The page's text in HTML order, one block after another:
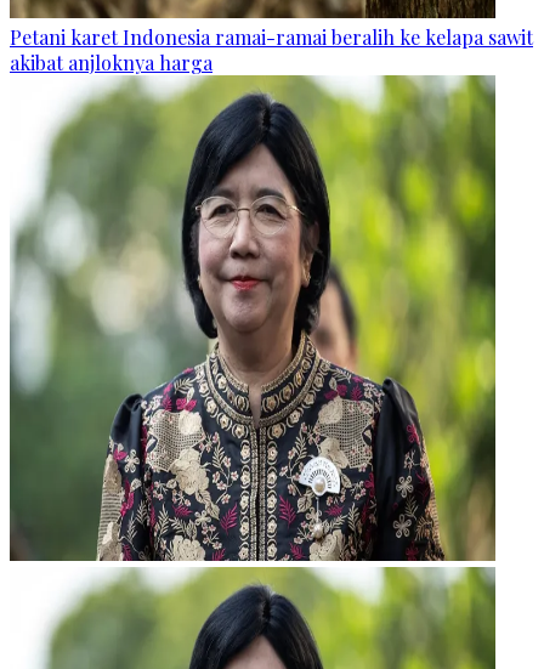
Petani karet Indonesia ramai-ramai beralih ke kelapa sawit
akibat anjloknya harga